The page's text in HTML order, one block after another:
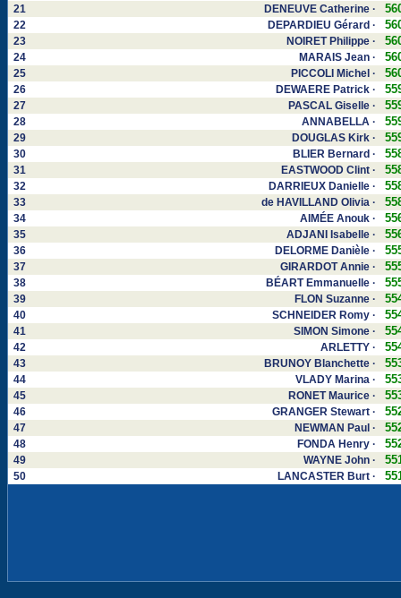
21 DENEUVE Catherine ·
22 DEPARDIEU Gérard ·
23 NOIRET Philippe ·
24 MARAIS Jean ·
25 PICCOLI Michel ·
26 DEWAERE Patrick ·
27 PASCAL Giselle ·
28 ANNABELLA ·
29 DOUGLAS Kirk ·
30 BLIER Bernard ·
31 EASTWOOD Clint ·
32 DARRIEUX Danielle ·
33 de HAVILLAND Olivia ·
34 AIMÉE Anouk ·
35 ADJANI Isabelle ·
36 DELORME Danièle ·
37 GIRARDOT Annie ·
38 BÉART Emmanuelle ·
39 FLON Suzanne ·
40 SCHNEIDER Romy ·
41 SIMON Simone ·
42 ARLETTY ·
43 BRUNOY Blanchette ·
44 VLADY Marina ·
45 RONET Maurice ·
46 GRANGER Stewart ·
47 NEWMAN Paul ·
48 FONDA Henry ·
49 WAYNE John ·
50 LANCASTER Burt ·